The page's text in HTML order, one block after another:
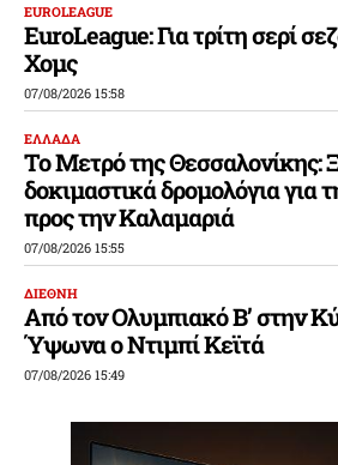
EUROLEAGUE
EuroLeague: Για τρίτη σερί
Χομς
07/08/2026 15:58
ΕΛΛΑΔΑ
Το Μετρό της Θεσσαλονίκης:
δοκιμαστικά δρομολόγια για
προς την Καλαμαριά
07/08/2026 15:55
ΔΙΕΘΝΗ
Από τον Ολυμπιακό Β’ στην
Ύψωνα ο Ντιμπί Κεϊτά
07/08/2026 15:49